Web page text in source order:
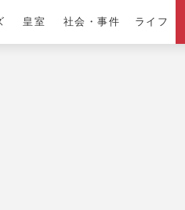
皇室 社会・事件 ライフ